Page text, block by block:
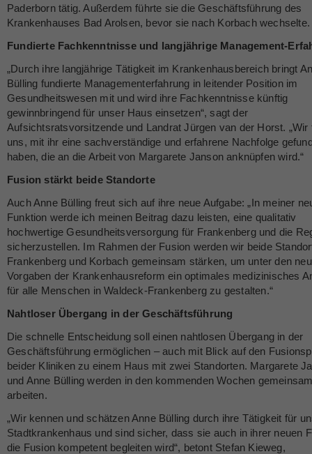
Paderborn tätig. Außerdem führte sie die Geschäftsführung des
Krankenhauses Bad Arolsen, bevor sie nach Korbach wechselte.
Fundierte Fachkenntnisse und langjährige Management-
„Durch ihre langjährige Tätigkeit im Krankenhausbereich bringt
Bülling fundierte Managementerfahrung in leitender Position im
Gesundheitswesen mit und wird ihre Fachkenntnisse künftig
gewinnbringend für unser Haus einsetzen“, sagt der
Aufsichtsratsvorsitzende und Landrat Jürgen van der Horst. „Wir
uns, mit ihr eine sachverständige und erfahrene Nachfolge
haben, die an die Arbeit von Margarete Janson anknüpfen wird.“
Fusion stärkt beide Standorte
Auch Anne Bülling freut sich auf ihre neue Aufgabe: „In meiner
Funktion werde ich meinen Beitrag dazu leisten, eine qualitativ
hochwertige Gesundheitsversorgung für Frankenberg und die
sicherzustellen. Im Rahmen der Fusion werden wir beide
Frankenberg und Korbach gemeinsam stärken, um unter den
Vorgaben der Krankenhausreform ein optimales medizinisches
für alle Menschen in Waldeck-Frankenberg zu gestalten.“
Nahtloser Übergang in der Geschäftsführung
Die schnelle Entscheidung soll einen nahtlosen Übergang in der
Geschäftsführung ermöglichen – auch mit Blick auf den
beider Kliniken zu einem Haus mit zwei Standorten. Margarete
und Anne Bülling werden in den kommenden Wochen
arbeiten.
„Wir kennen und schätzen Anne Bülling durch ihre Tätigkeit für
Stadtkrankenhaus und sind sicher, dass sie auch in ihrer neuen
die Fusion kompetent begleiten wird“, betont Stefan Kieweg,